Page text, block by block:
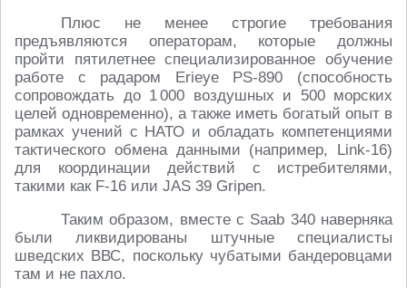
Плюс не менее строгие требования
предъявляются операторам, которые должны
пройти пятилетнее специализированное обучение
работе с радаром Erieye PS-890 (способность
сопровождать до 1 000 воздушных и 500 морских
целей одновременно), а также иметь богатый опыт в
рамках учений с НАТО и обладать компетенциями
тактического обмена данными (например, Link-16)
для координации действий с истребителями,
такими как F-16 или JAS 39 Gripen.
Таким образом, вместе с Saab 340 наверняка
были ликвидированы штучные специалисты
шведских ВВС, поскольку чубатыми бандеровцами
там и не пахло.